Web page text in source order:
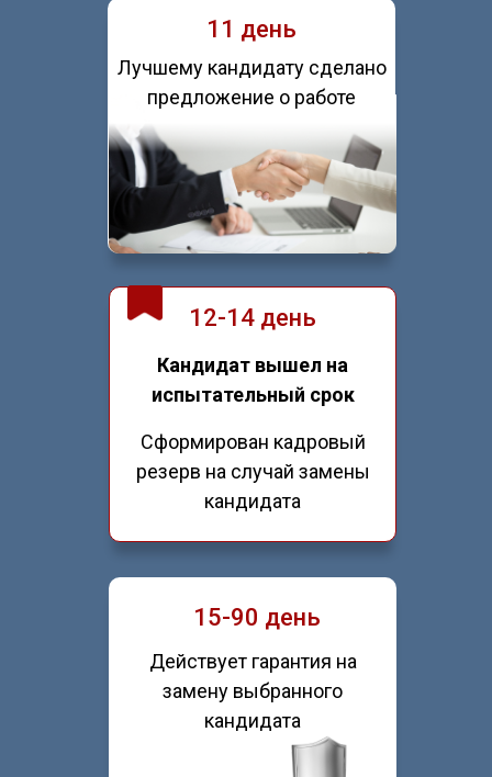
15-90 день
Действует гарантия на
замену выбранного
кандидата
11 день
Лучшему кандидату сделано
предложение о работе
12-14 день
Кандидат вышел на
испытательный срок
Сформирован кадровый
резерв на случай замены
кандидата